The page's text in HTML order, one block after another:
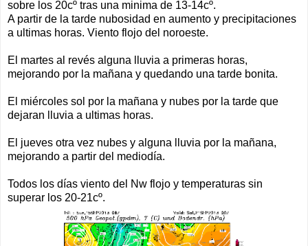
sobre los 20cº tras una minima de 13-14cº.
A partir de la tarde nubosidad en aumento y precipitaciones
a ultimas horas. Viento flojo del noroeste.
El martes al revés alguna lluvia a primeras horas,
mejorando por la mañana y quedando una tarde bonita.
El miércoles sol por la mañana y nubes por la tarde que
dejaran lluvia a ultimas horas.
El jueves otra vez nubes y alguna lluvia por la mañana,
mejorando a partir del mediodía.
Todos los días viento del Nw flojo y temperaturas sin
superar los 20-21cº.